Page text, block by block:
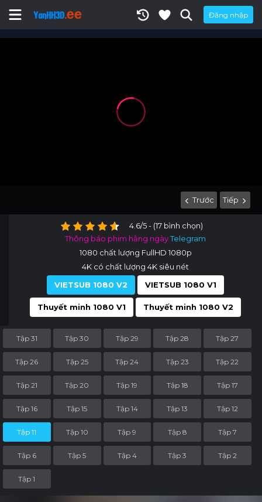
Đăng nhập
Trước Tiếp
4.6/5 - (17 bình chọn)
Thông báo phim hằng ngàyTelegram
1080 chất lượng FullHD 1080p
4K có chất lượng 4K siêu nét
VIETSUB 1080 V2
VIETSUB 1080 V1
Thuyết minh 1080 V1 Thuyết minh 1080 V2
Tập 31 Tập 30 Tập 29 Tập 28 Tập 27
Tập 26 Tập 25 Tập 24 Tập 23 Tập 22
Tập 21 Tập 20 Tập 19 Tập 18 Tập 17
Tập 16 Tập 15 Tập 14 Tập 13 Tập 12
Tập 11 Tập 10 Tập 9 Tập 8 Tập 7
Tập 6 Tập 5 Tập 4 Tập 3 Tập 2
Tập 1